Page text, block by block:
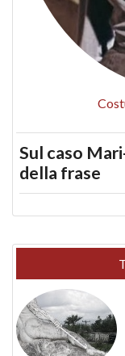
Sul caso
della frase